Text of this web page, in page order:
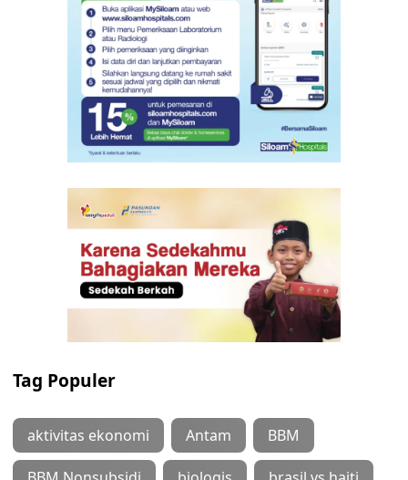
Tag Populer
aktivitas ekonomi Antam BBM